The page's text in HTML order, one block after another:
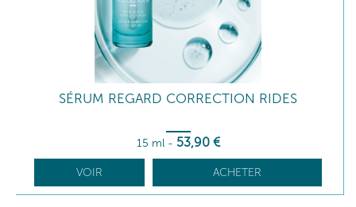
SÉRUM REGARD CORRECTION RIDES
15 ml - 53,90 €
VOIR ACHETER